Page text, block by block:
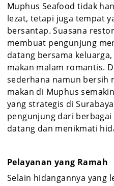
Muphus Seafood tidak
lezat, tetapi juga tempat
bersantap. Suasana
membuat pengunjung
datang bersama
makan malam romantis.
sederhana namun bersih
makan di Muphus
yang strategis di
pengunjung dari
datang dan menikmati
Pelayanan yang Ramah
Selain hidangannya yang